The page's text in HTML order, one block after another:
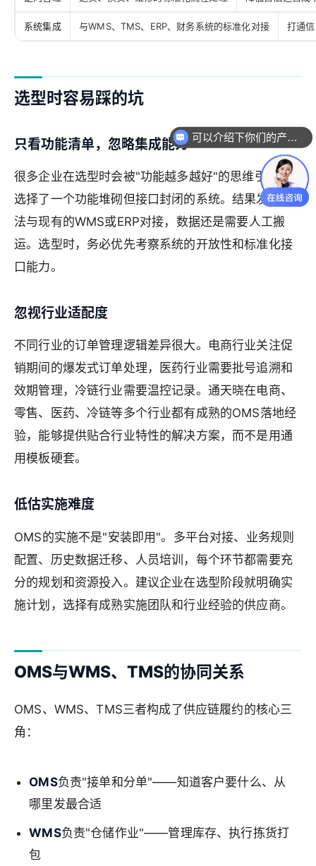
系统集成 与WMS、TMS、ERP、财务系统的标准化对接 打通
选型时容易踩的坑
只看功能清单，忽略集成能力
很多企业在选型时会被"功能越多越好"的思维引导，
选择了一个功能堆砌但接口封闭的系统。结果发现无
法与现有的WMS或ERP对接，数据还是需要人工搬
运。选型时，务必优先考察系统的开放性和标准化接
口能力。
忽视行业适配度
不同行业的订单管理逻辑差异很大。电商行业关注促
销期间的爆发式订单处理，医药行业需要批号追溯和
效期管理，冷链行业需要温控记录。通天晓在电商、
零售、医药、冷链等多个行业都有成熟的OMS落地经
验，能够提供贴合行业特性的解决方案，而不是用通
用模板硬套。
低估实施难度
OMS的实施不是"安装即用"。多平台对接、业务规则
配置、历史数据迁移、人员培训，每个环节都需要充
分的规划和资源投入。建议企业在选型阶段就明确实
施计划，选择有成熟实施团队和行业经验的供应商。
OMS与WMS、TMS的协同关系
OMS、WMS、TMS三者构成了供应链履约的核心三
角：
OMS负责"接单和分单"——知道客户要什么、从
哪里发最合适
WMS负责"仓储作业"——管理库存、执行拣货打
包
可以介绍下你们的产品么